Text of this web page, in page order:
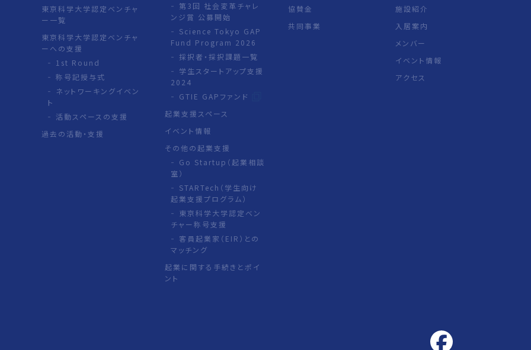
東京科学大学認定ベンチャ
ー一覧
東京科学大学認定ベンチャ
ーへの支援
1st Round
称号記授与式
ネットワーキングイベン
ト
活動スペースの支援
過去の活動・支援
第3回 社会変革チャレ
ンジ賞 公募開始
Science Tokyo GAP
Fund Program 2026
採択者・採択課題一覧
学生スタートアップ支援
2024
GTIE GAPファンド
起業支援スペース
イベント情報
その他の起業支援
Go Startup（起業相談
室）
STARTech（学生向け
起業支援プログラム）
東京科学大学認定ベン
チャー称号支援
客員起業家（EIR）との
マッチング
起業に関する手続きとポイ
ント
協賛金
共同事業
施設紹介
入居案内
メンバー
イベント情報
アクセス